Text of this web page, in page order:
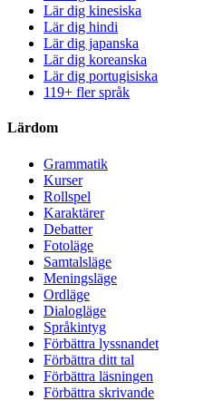
Lär dig kinesiska
Lär dig hindi
Lär dig japanska
Lär dig koreanska
Lär dig portugisiska
119+ fler språk
Lärdom
Grammatik
Kurser
Rollspel
Karaktärer
Debatter
Fotoläge
Samtalsläge
Meningsläge
Ordläge
Dialogläge
Språkintyg
Förbättra lyssnandet
Förbättra ditt tal
Förbättra läsningen
Förbättra skrivande